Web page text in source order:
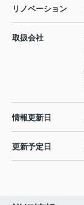
リノベーション
取扱会社
情報更新日
更新予定日